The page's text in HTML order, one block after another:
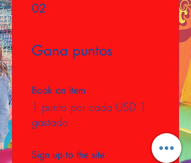
02
Gana puntos
Book an item
1 punto por cada USD 1
gastado
Sign up to the site